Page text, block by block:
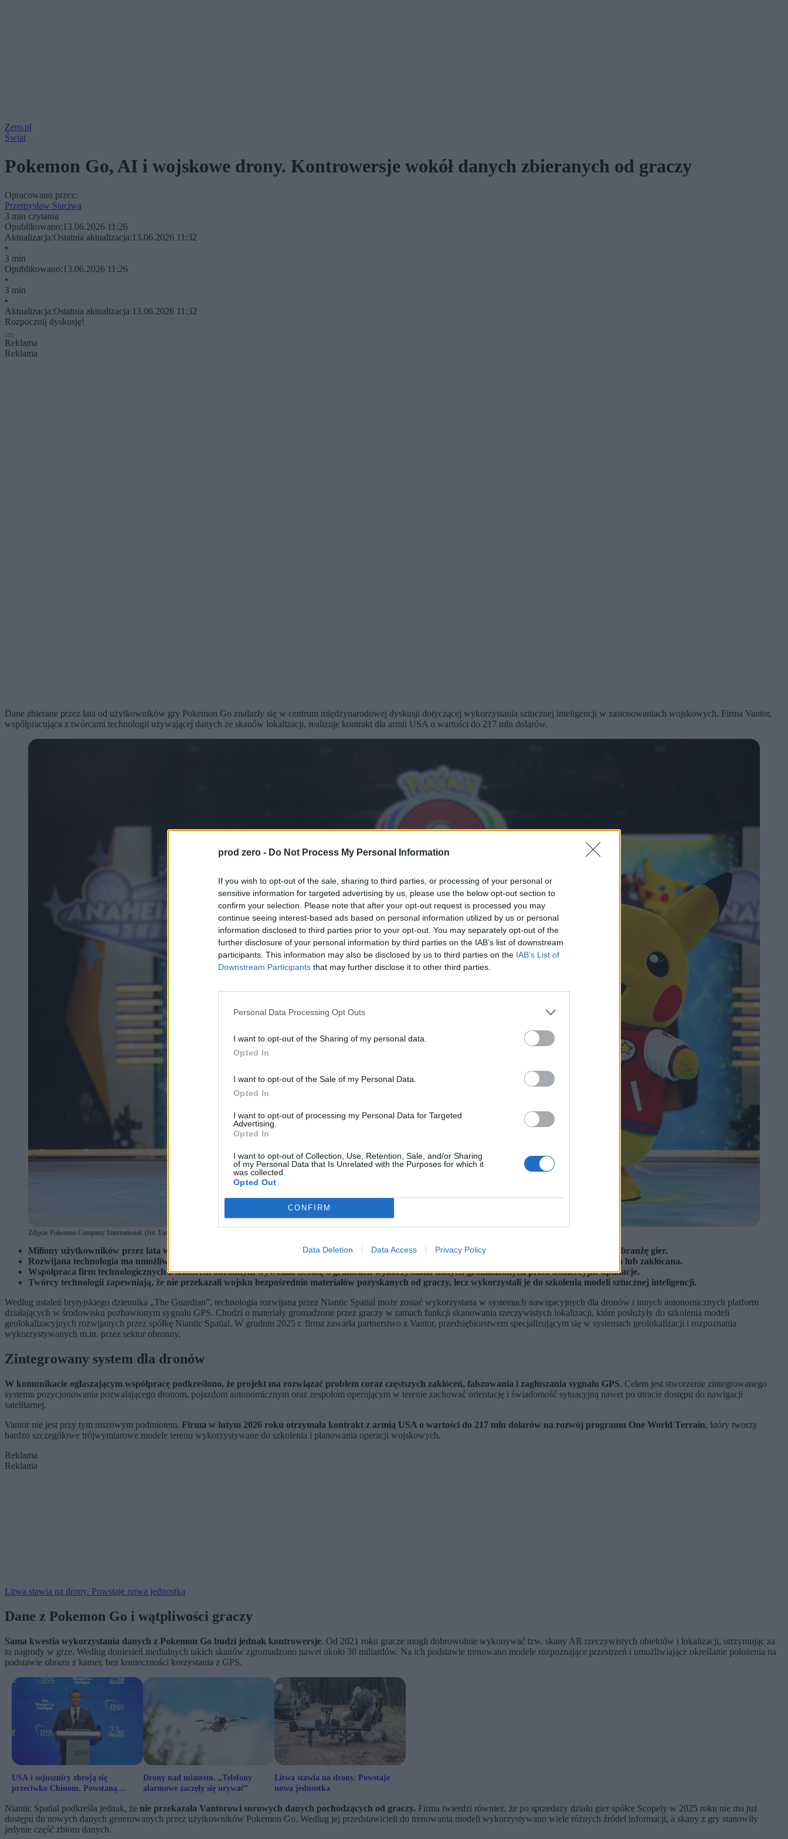
prod zero - Do Not Process My Personal Information
If you wish to opt-out of the sale, sharing to third parties, or processing of your personal or
sensitive information for targeted advertising by us, please use the below opt-out section to
confirm your selection. Please note that after your opt-out request is processed you may
continue seeing interest-based ads based on personal information utilized by us or personal
information disclosed to third parties prior to your opt-out. You may separately opt-out of the
further disclosure of your personal information by third parties on the IAB’s list of downstream
participants. This information may also be disclosed by us to third parties on the IAB’s List of
Downstream Participants that may further disclose it to other third parties.
Personal Data Processing Opt Outs
I want to opt-out of the Sharing of my personal data.
Opted In
I want to opt-out of the Sale of my Personal Data.
Opted In
I want to opt-out of processing my Personal Data for Targeted
Advertising.
Opted In
I want to opt-out of Collection, Use, Retention, Sale, and/or Sharing
of my Personal Data that Is Unrelated with the Purposes for which it
was collected.
Opted Out
CONFIRM
Data Deletion Data Access Privacy Policy
Zero.pl
Świat
Pokemon Go, AI i wojskowe drony. Kontrowersje wokół danych zbieranych od graczy
Opracowano przez:
Przemysław Staciwa
3 min czytania
Opublikowano:13.06.2026 11:26
Aktualizacja:Ostatnia aktualizacja:13.06.2026 11:32
•
3 min
Opublikowano:13.06.2026 11:26
•
3 min
•
Aktualizacja:Ostatnia aktualizacja:13.06.2026 11:32
Rozpocznij dyskusję!
Reklama
Reklama
Dane zbierane przez lata od użytkowników gry Pokemon Go znalazły się w centrum międzynarodowej dyskusji dotyczącej wykorzystania sztucznej inteligencji w zastosowaniach wojskowych. Firma Vantor,
współpracująca z twórcami technologii używającej danych ze skanów lokalizacji, realizuje kontrakt dla armii USA o wartości do 217 mln dolarów.
Zdjęcie Pokemon Company International. (fot. East News)
Miliony użytkowników przez lata współtworzyły cyfrowe modele rzeczywistego świata, które dziś znajdują zastosowanie znacznie wykraczające poza branżę gier.
Rozwijana technologia ma umożliwiać autonomicznym systemom orientację w terenie nawet w warunkach, gdy nawigacja satelitarna jest niedostępna lub zakłócana.
Współpraca firm technologicznych z sektorem obronnym wywołała debatę o granicach wykorzystania danych gromadzonych przez komercyjne aplikacje.
Twórcy technologii zapewniają, że nie przekazali wojsku bezpośrednio materiałów pozyskanych od graczy, lecz wykorzystali je do szkolenia modeli sztucznej inteligencji.
Według ustaleń brytyjskiego dziennika „The Guardian”, technologia rozwijana przez Niantic Spatial może zostać wykorzystana w systemach nawigacyjnych dla dronów i innych autonomicznych platform
działających w środowisku pozbawionym sygnału GPS. Chodzi o materiały gromadzone przez graczy w ramach funkcji skanowania rzeczywistych lokalizacji, które posłużyły do szkolenia modeli
geolokalizacyjnych rozwijanych przez spółkę Niantic Spatial. W grudniu 2025 r. firma zawarła partnerstwo z Vantor, przedsiębiorstwem specjalizującym się w systemach geolokalizacji i rozpoznania
wykorzystywanych m.in. przez sektor obronny.
Zintegrowany system dla dronów
W komunikacie ogłaszającym współpracę podkreślono, że projekt ma rozwiązać problem coraz częstszych zakłóceń, fałszowania i zagłuszania sygnału GPS. Celem jest stworzenie zintegrowanego
systemu pozycjonowania pozwalającego dronom, pojazdom autonomicznym oraz zespołom operującym w terenie zachować orientację i świadomość sytuacyjną nawet po utracie dostępu do nawigacji
satelitarnej.
Vantor nie jest przy tym niszowym podmiotem. Firma w lutym 2026 roku otrzymała kontrakt z armią USA o wartości do 217 mln dolarów na rozwój programu One World Terrain, który tworzy
bardzo szczegółowe trójwymiarowe modele terenu wykorzystywane do szkolenia i planowania operacji wojskowych.
Reklama
Reklama
Litwa stawia na drony. Powstaje nowa jednostka
Dane z Pokemon Go i wątpliwości graczy
Sama kwestia wykorzystania danych z Pokemon Go budzi jednak kontrowersje. Od 2021 roku gracze mogli dobrowolnie wykonywać tzw. skany AR rzeczywistych obiektów i lokalizacji, otrzymując za
to nagrody w grze. Według doniesień medialnych takich skanów zgromadzono nawet około 30 miliardów. Na ich podstawie trenowano modele rozpoznające przestrzeń i umożliwiające określanie położenia na
podstawie obrazu z kamer, bez konieczności korzystania z GPS.
USA i sojusznicy zbroją się
przeciwko Chinom. Powstaną
Drony nad miastem. „Telefony
alarmowe zaczęły się urywać”
Litwa stawia na drony. Powstaje
nowa jednostka
Niantic Spatial podkreśla jednak, że nie przekazała Vantorowi surowych danych pochodzących od graczy. Firma twierdzi również, że po sprzedaży działu gier spółce Scopely w 2025 roku nie ma już
dostępu do nowych danych generowanych przez użytkowników Pokemon Go. Według jej przedstawicieli do trenowania modeli wykorzystywano wiele różnych źródeł informacji, a skany z gry stanowiły
jedynie część zbioru danych.